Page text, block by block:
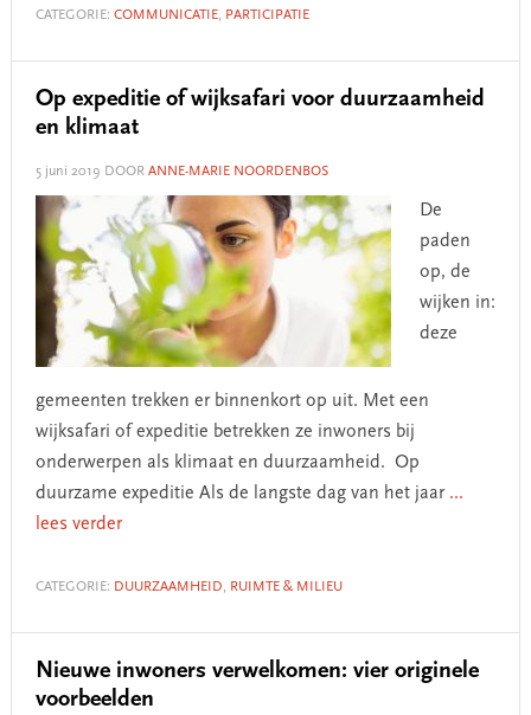
CATEGORIE: COMMUNICATIE, PARTICIPATIE
Op expeditie of wijksafari voor duurzaamheid
en klimaat
5 juni 2019 DOOR ANNE-MARIE NOORDENBOS
De
paden
op, de
wijken in:
deze
gemeenten trekken er binnenkort op uit. Met een
wijksafari of expeditie betrekken ze inwoners bij
onderwerpen als klimaat en duurzaamheid. Op
duurzame expeditie Als de langste dag van het jaar ...
lees verder
CATEGORIE: DUURZAAMHEID, RUIMTE & MILIEU
Nieuwe inwoners verwelkomen: vier originele
voorbeelden